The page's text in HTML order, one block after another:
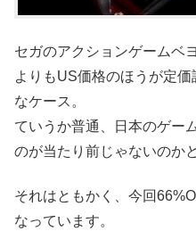
セガのアクションゲームベ
よりもUS価格のほうが定
なケース。
ていうか普通、日本のゲー
のが当たり前じゃないのか
それはともかく、今回
なっています。